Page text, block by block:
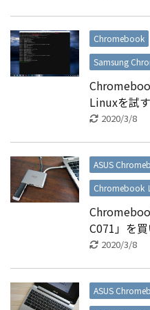
Chromebook
Samsung
Linuxを試す
2020/3/8
ASUS
Chromebook
C071」を
2020/3/8
ASUS